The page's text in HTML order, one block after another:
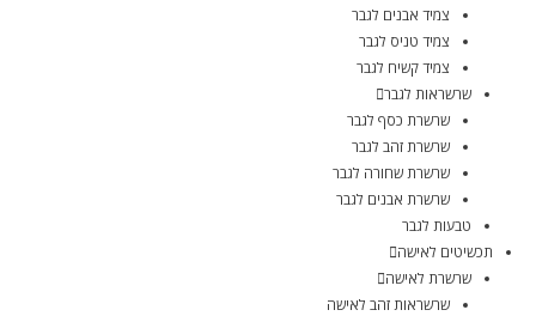
צמיד אבנים לגבר
צמיד טניס לגבר
צמיד קשיח לגבר
שרשראות לגבר
שרשרת כסף לגבר
שרשרת זהב לגבר
שרשרת שחורה לגבר
שרשרת אבנים לגבר
טבעות לגבר
תכשיטים לאישה
שרשרת לאישה
שרשראות זהב לאישה